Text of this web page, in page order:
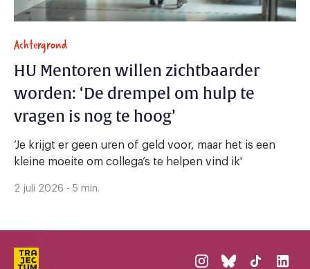
Achtergrond
HU Mentoren willen zichtbaarder
worden: ‘De drempel om hulp te
vragen is nog te hoog’
‘Je krijgt er geen uren of geld voor, maar het is een
kleine moeite om collega’s te helpen vind ik'
2 juli 2026 - 5 min.